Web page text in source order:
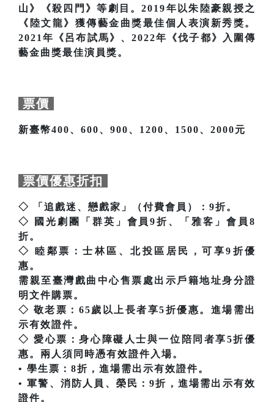
山》《殺四門》等劇目。2019年以朱陸豪親授之
《陸文龍》獲傳藝金曲獎最佳個人表演新秀獎。
2021年《呂布試馬》、2022年《伐子都》入圍傳
藝金曲獎最佳演員獎。
票價
新臺幣400、600、900、1200、1500、2000元
票價優惠折扣
◇ 「追戲迷、戀戲家」（付費會員）：9折。
◇ 國光劇團「群英」會員9折、「雅客」會員8
折。
◇ 睦鄰票：士林區、北投區居民，可享9折優
惠。
需親至臺灣戲曲中心售票處出示戶籍地址身分證
明文件購票。
◇ 敬老票：65歲以上長者享5折優惠。進場需出
示有效證件。
◇ 愛心票：身心障礙人士與一位陪同者享5折優
惠。兩人須同時憑有效證件入場。
• 學生票：8折，進場需出示有效證件。
• 軍警、消防人員、榮民：9折，進場需出示有效
證件。